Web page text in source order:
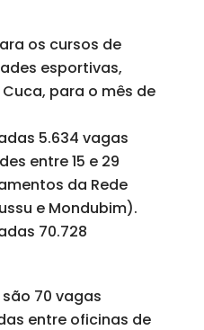
os cursos de
esportivas,
para o mês de
5.634 vagas
entre 15 e 29
da Rede
e Mondubim).
70.728
são 70 vagas
entre oficinas de